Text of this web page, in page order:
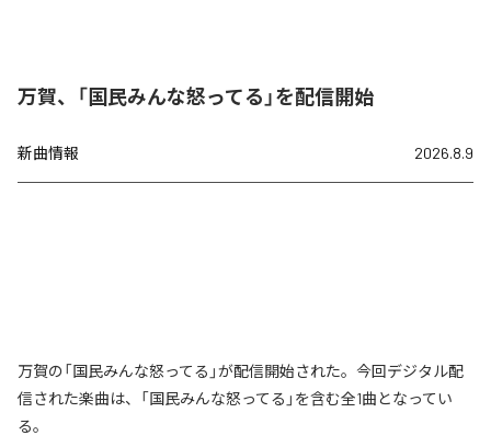
万賀、「国民みんな怒ってる」を配信開始
新曲情報 2026.8.9
万賀の「国民みんな怒ってる」が配信開始された。今回デジタル配
信された楽曲は、「国民みんな怒ってる」を含む全1曲となってい
る。